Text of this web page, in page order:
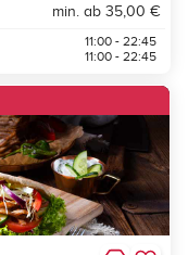
min. ab 35,00 €
11:00 - 22:45
11:00 - 22:45